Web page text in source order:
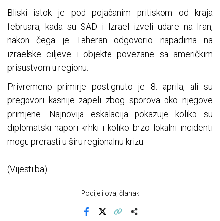
Bliski istok je pod pojačanim pritiskom od kraja
februara, kada su SAD i Izrael izveli udare na Iran,
nakon čega je Teheran odgovorio napadima na
izraelske ciljeve i objekte povezane sa američkim
prisustvom u regionu.
Privremeno primirje postignuto je 8. aprila, ali su
pregovori kasnije zapeli zbog sporova oko njegove
primjene. Najnovija eskalacija pokazuje koliko su
diplomatski napori krhki i koliko brzo lokalni incidenti
mogu prerasti u širu regionalnu krizu.
(Vijesti.ba)
Podijeli ovaj članak